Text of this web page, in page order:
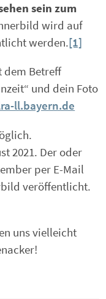
sein zum
wird auf
werden.[1]
dem Betreff
und dein Foto
ll.bayern.de
2021. Der oder
per E-Mail
veröffentlicht.
uns vielleicht